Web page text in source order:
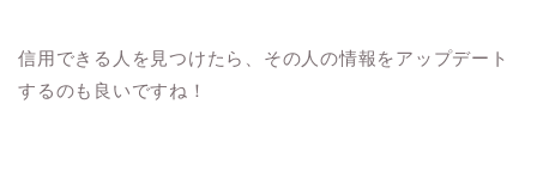
信用できる人を見つけたら、その人の情報をアップデート
するのも良いですね！